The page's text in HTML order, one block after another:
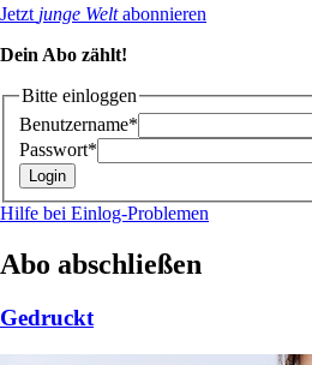
Jetzt junge Weltabonnieren
Dein Abo zählt!
Bitte einloggen
Benutzername*
Passwort*
Hilfe bei Einlog-Problemen
Abo abschließen
Gedruckt